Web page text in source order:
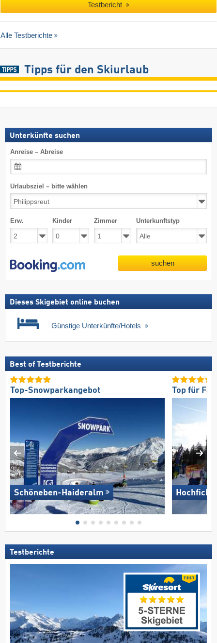
Testbericht
Alle Testberichte
Tipps für den Skiurlaub
Unterkünfte suchen
Anreise – Abreise
Urlaubsziel – bitte wählen
Erw. Kinder Zimmer Unterkunftstyp
suchen
Dieses Skigebiet online buchen
Günstige Unterkünfte/Hotels
Best of Testberichte
Top-Snowparkangebot
Schöneben-Haideralm
Top für
Hochficht
Testberichte